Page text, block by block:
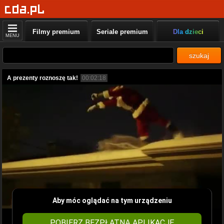
MENU Filmy premium Seriale premium Dla dzieci
szukaj
A prezenty roznoszę tak! 00:02:18
Aby móc oglądać na tym urządzeniu